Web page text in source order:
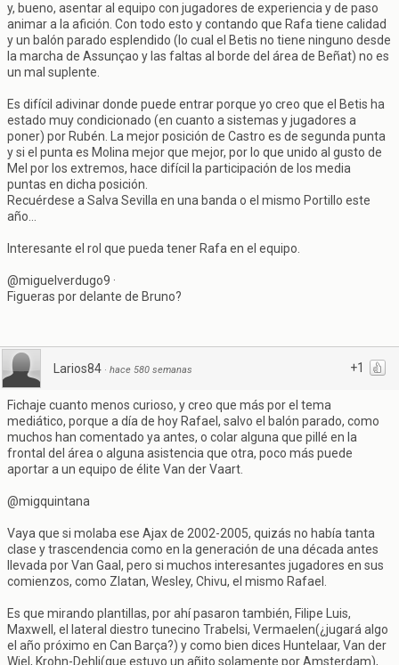
y, bueno, asentar al equipo con jugadores de experiencia y de paso
animar a la afición. Con todo esto y contando que Rafa tiene calidad
y un balón parado esplendido (lo cual el Betis no tiene ninguno desde
la marcha de Assunçao y las faltas al borde del área de Beñat) no es
un mal suplente.
Es difícil adivinar donde puede entrar porque yo creo que el Betis ha
estado muy condicionado (en cuanto a sistemas y jugadores a
poner) por Rubén. La mejor posición de Castro es de segunda punta
y si el punta es Molina mejor que mejor, por lo que unido al gusto de
Mel por los extremos, hace difícil la participación de los media
puntas en dicha posición.
Recuérdese a Salva Sevilla en una banda o el mismo Portillo este
año...
Interesante el rol que pueda tener Rafa en el equipo.
@miguelverdugo9 ·
Figueras por delante de Bruno?
+1
Larios84 · hace 580 semanas
Fichaje cuanto menos curioso, y creo que más por el tema
mediático, porque a día de hoy Rafael, salvo el balón parado, como
muchos han comentado ya antes, o colar alguna que pillé en la
frontal del área o alguna asistencia que otra, poco más puede
aportar a un equipo de élite Van der Vaart.
@migquintana
Vaya que si molaba ese Ajax de 2002-2005, quizás no había tanta
clase y trascendencia como en la generación de una década antes
llevada por Van Gaal, pero si muchos interesantes jugadores en sus
comienzos, como Zlatan, Wesley, Chivu, el mismo Rafael.
Es que mirando plantillas, por ahí pasaron también, Filipe Luis,
Maxwell, el lateral diestro tunecino Trabelsi, Vermaelen(¿jugará algo
el año próximo en Can Barça?) y como bien dices Huntelaar, Van der
Wiel, Krohn-Dehli(que estuvo un añito solamente por Amsterdam),